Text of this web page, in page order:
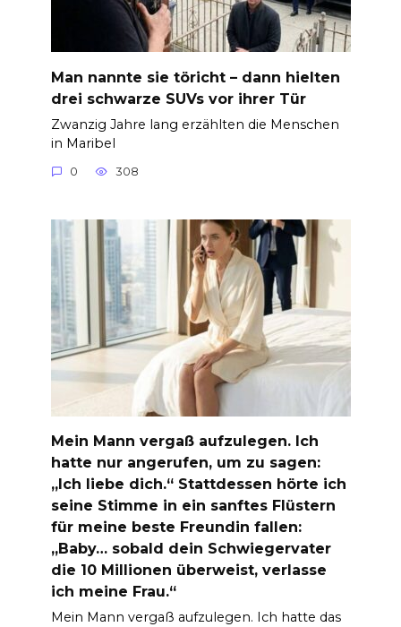
Man nannte sie töricht – dann hielten
drei schwarze SUVs vor ihrer Tür
Zwanzig Jahre lang erzählten die Menschen
in Maribel
0 308
Mein Mann vergaß aufzulegen. Ich
hatte nur angerufen, um zu sagen:
„Ich liebe dich.“ Stattdessen hörte ich
seine Stimme in ein sanftes Flüstern
für meine beste Freundin fallen:
„Baby… sobald dein Schwiegervater
die 10 Millionen überweist, verlasse
ich meine Frau.“
Mein Mann vergaß aufzulegen. Ich hatte das